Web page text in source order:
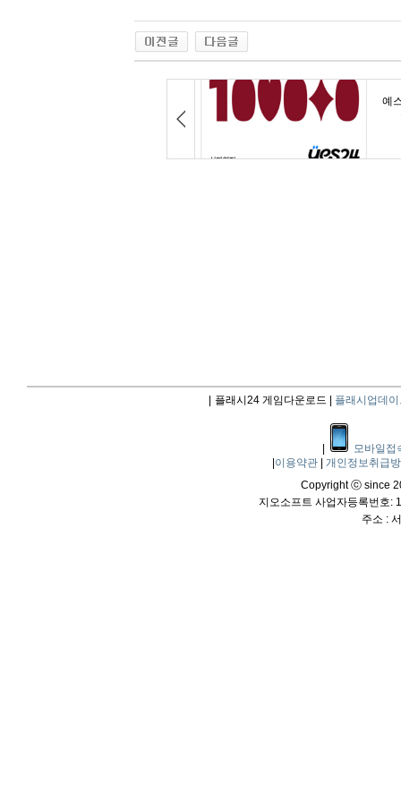
플래시24 게임다운로드 | 플래시업데이
모바일접
이용약관
개인정보취급
Copyright ⓒ since
지오소프트 사업자등록번호:
주소 :